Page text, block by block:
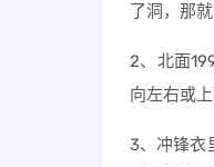
了洞，那
2、北面
向左右或
3、冲锋衣